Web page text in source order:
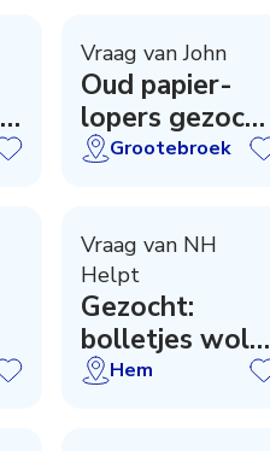
Vraag van John
Oud papier-
lopers
Grootebroek
Grootebroek
Vraag van NH
Helpt
Gezocht:
bolletjes wol
(acryl)
Hem